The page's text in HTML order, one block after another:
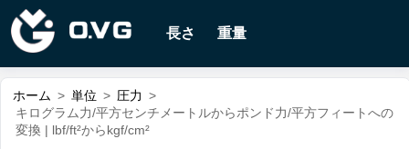
長さ 重量
ホーム > 単位 > 圧力 >
キログラム力/平方センチメートルからポンド力/平方フィートへの
変換 | lbf/ft²からkgf/cm²